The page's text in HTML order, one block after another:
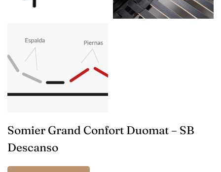
Somier Grand Confort Duomat – SB
Descanso